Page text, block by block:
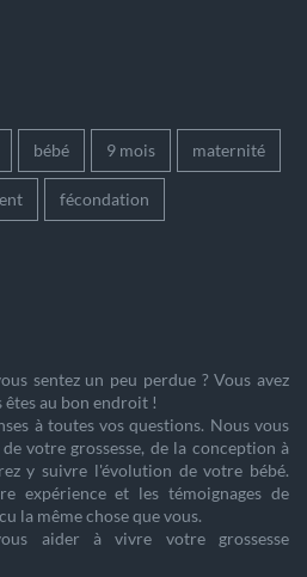
bébé 9 mois maternité
fécondation
sentez un peu perdue ? Vous avez
êtes au bon endroit !
à toutes vos questions. Nous vous
votre grossesse, de la conception à
y suivre l'évolution de votre bébé.
expérience et les témoignages de
la même chose que vous.
aider à vivre votre grossesse